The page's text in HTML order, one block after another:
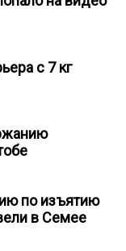
с 7 кг
по изъятию
в Семее